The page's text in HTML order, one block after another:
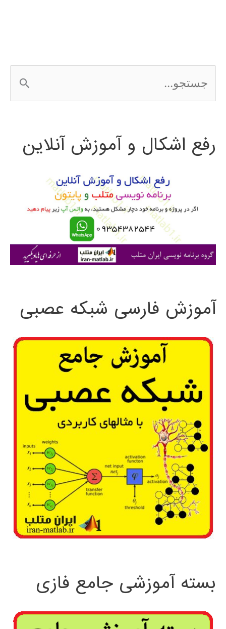
س
ج
ی
رفع اشکال و آموزش آنلاین
آموزش فارسی شبکه عصبی
بسته آموزشی جامع فازی